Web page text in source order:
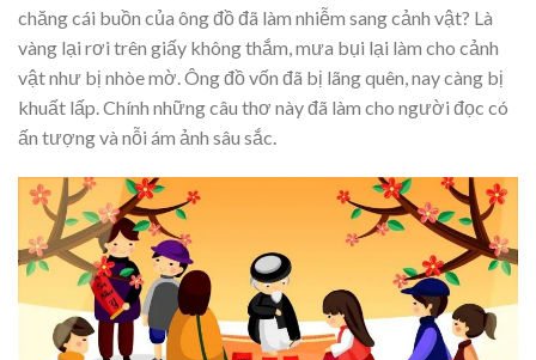
chăng cái buồn của ông đồ đã làm nhiễm sang cảnh vật? Là
vàng lại rơi trên giấy không thắm, mưa bụi lại làm cho cảnh
vật như bị nhòe mờ. Ông đồ vốn đã bị lãng quên, nay càng bị
khuất lấp. Chính những câu thơ này đã làm cho người đọc có
ấn tượng và nỗi ám ảnh sâu sắc.